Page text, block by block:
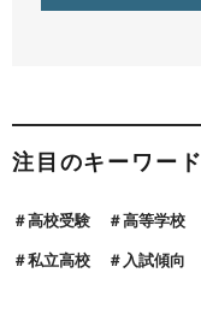
注目のキーワード
高校受験 高等学校
私立高校 入試傾向